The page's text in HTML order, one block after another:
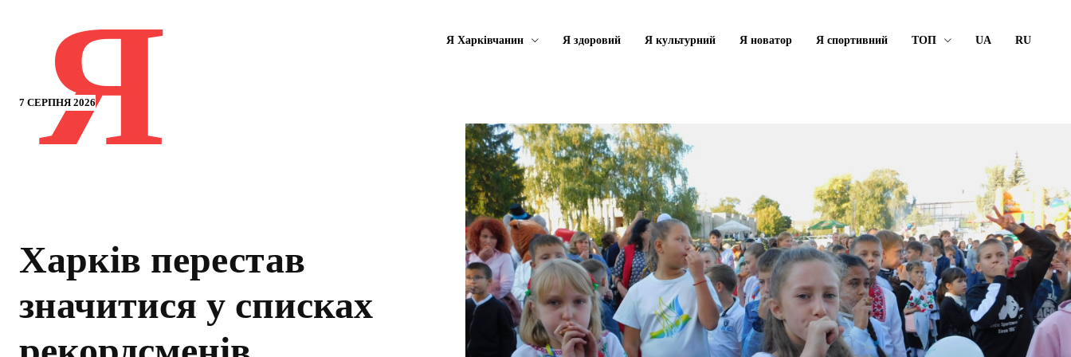
7 СЕРПНЯ 2026
Я Я Харківчанин Я здоровий Я культурний Я новатор Я спортивний ТОП UA RU
Харків перестав
значитися у списках